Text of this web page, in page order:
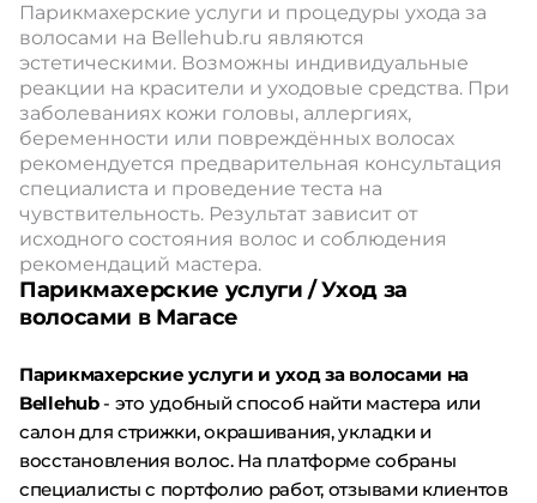
Парикмахерские услуги и процедуры ухода за
волосами на Bellehub.ru являются
эстетическими. Возможны индивидуальные
реакции на красители и уходовые средства. При
заболеваниях кожи головы, аллергиях,
беременности или повреждённых волосах
рекомендуется предварительная консультация
специалиста и проведение теста на
чувствительность. Результат зависит от
исходного состояния волос и соблюдения
рекомендаций мастера.
Парикмахерские услуги / Уход за
волосами в Магасе
Парикмахерские услуги и уход за волосами на
Bellehub- это удобный способ найти мастера или
салон для стрижки, окрашивания, укладки и
восстановления волос. На платформе собраны
специалисты с портфолио работ, отзывами клиентов